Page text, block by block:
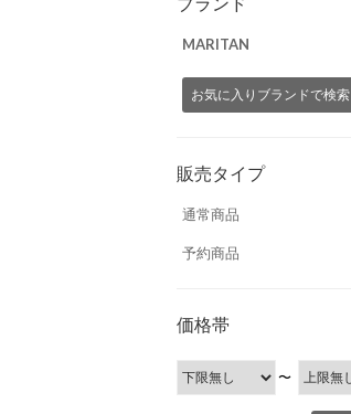
MARITAN
お気に入りブランドで検索
販売タイプ
通常商品
予約商品
価格帯
〜